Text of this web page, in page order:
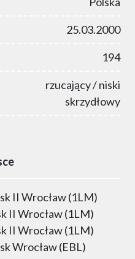
25.03.2000
194
rzucający / niski
skrzydłowy
II Wrocław (1LM)
II Wrocław (1LM)
II Wrocław (1LM)
Wrocław (EBL)